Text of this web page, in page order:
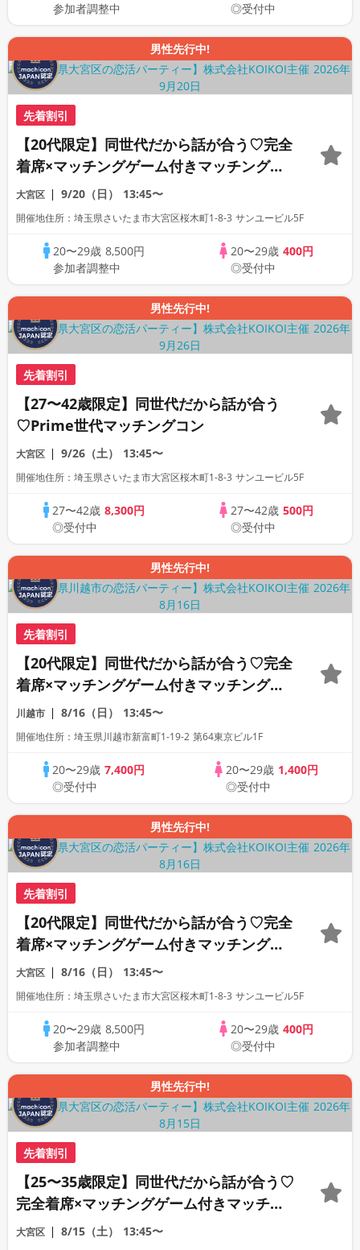
参加者調整中
◎受付中
男性先行中!
先着割引
【20代限定】同世代だから話が合う♡完全
着席×マッチングゲーム付きマッチングコ
ン
大宮区 9/20（日） 13:45〜
開催地住所：埼玉県さいたま市大宮区桜木町1-8-3 サンユービル5F
20〜29歳 8,500円
参加者調整中
20〜29歳 400円
◎受付中
男性先行中!
先着割引
【27〜42歳限定】同世代だから話が合う
♡Prime世代マッチングコン
大宮区 9/26（土） 13:45〜
開催地住所：埼玉県さいたま市大宮区桜木町1-8-3 サンユービル5F
27〜42歳8,300円
◎受付中
27〜42歳 500円
◎受付中
男性先行中!
先着割引
【20代限定】同世代だから話が合う♡完全
着席×マッチングゲーム付きマッチングコ
ン
川越市 8/16（日） 13:45〜
開催地住所：埼玉県川越市新富町1-19-2 第64東京ビル1F
20〜29歳7,400円
◎受付中
20〜29歳 1,400円
◎受付中
男性先行中!
先着割引
【20代限定】同世代だから話が合う♡完全
着席×マッチングゲーム付きマッチングコ
ン
大宮区 8/16（日） 13:45〜
開催地住所：埼玉県さいたま市大宮区桜木町1-8-3 サンユービル5F
20〜29歳 8,500円
参加者調整中
20〜29歳 400円
◎受付中
男性先行中!
先着割引
【25〜35歳限定】同世代だから話が合う♡
完全着席×マッチングゲーム付きマッチン
グコン
大宮区 8/15（土） 13:45〜